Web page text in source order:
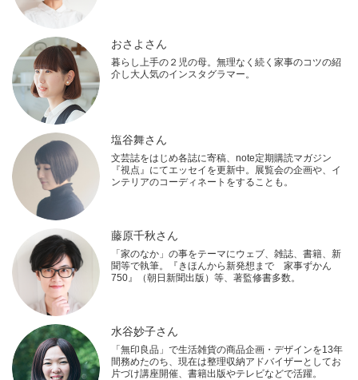
おさよさん
暮らし上手の２児の母。無理なく続く家事のコツの紹
介し大人気のインスタグラマー。
塩谷舞さん
文芸誌をはじめ各誌に寄稿、note定期購読マガジン
『視点』にてエッセイを更新中。展覧会の企画や、イ
ンテリアのコーディネートをすることも。
藤原千秋さん
「家のなか」の事をテーマにウェブ、雑誌、書籍、新
聞等で執筆。『きほんから新発想まで 家事ずかん
750』（朝日新聞出版）等、著監修書多数。
水谷妙子さん
「無印良品」で生活雑貨の商品企画・デザインを13年
間務めたのち、現在は整理収納アドバイザーとしてお
片づけ講座開催、書籍出版やテレビなどで活躍。